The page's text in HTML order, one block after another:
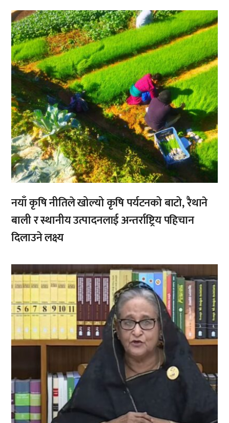
,
नयाँ कृषि नीतिले खोल्यो कृषि पर्यटनको बाटो, रैथाने
बाली र स्थानीय उत्पादनलाई अन्तर्राष्ट्रिय पहिचान
दिलाउने लक्ष्य
,,